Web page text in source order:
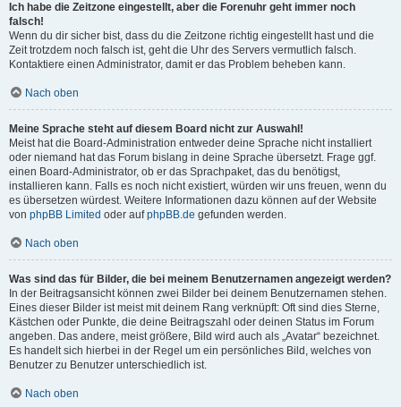
Ich habe die Zeitzone eingestellt, aber die Forenuhr geht immer noch
falsch!
Wenn du dir sicher bist, dass du die Zeitzone richtig eingestellt hast und die
Zeit trotzdem noch falsch ist, geht die Uhr des Servers vermutlich falsch.
Kontaktiere einen Administrator, damit er das Problem beheben kann.
Nach oben
Meine Sprache steht auf diesem Board nicht zur Auswahl!
Meist hat die Board-Administration entweder deine Sprache nicht installiert
oder niemand hat das Forum bislang in deine Sprache übersetzt. Frage ggf.
einen Board-Administrator, ob er das Sprachpaket, das du benötigst,
installieren kann. Falls es noch nicht existiert, würden wir uns freuen, wenn du
es übersetzen würdest. Weitere Informationen dazu können auf der Website
von phpBB Limited oder aufphpBB.de gefunden werden.
Nach oben
Was sind das für Bilder, die bei meinem Benutzernamen angezeigt werden?
In der Beitragsansicht können zwei Bilder bei deinem Benutzernamen stehen.
Eines dieser Bilder ist meist mit deinem Rang verknüpft: Oft sind dies Sterne,
Kästchen oder Punkte, die deine Beitragszahl oder deinen Status im Forum
angeben. Das andere, meist größere, Bild wird auch als „Avatar“ bezeichnet.
Es handelt sich hierbei in der Regel um ein persönliches Bild, welches von
Benutzer zu Benutzer unterschiedlich ist.
Nach oben